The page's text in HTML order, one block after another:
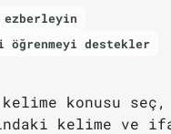
öğrenmeyi destekler
konusu seç,
kelime ve